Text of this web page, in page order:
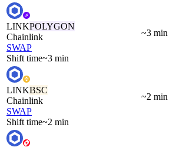
LINKPOLYGON
Chainlink
SWAP
Shift time~3 min
~3 min
LINKBSC
Chainlink
SWAP
Shift time~2 min
~2 min